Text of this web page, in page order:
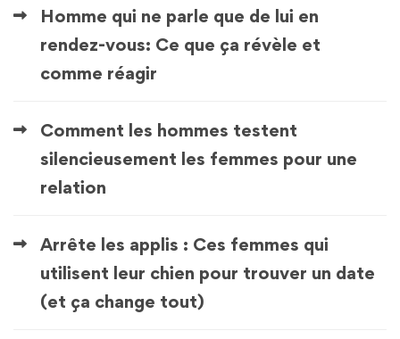
Homme qui ne parle que de lui en
rendez-vous: Ce que ça révèle et
comme réagir
Comment les hommes testent
silencieusement les femmes pour une
relation
Arrête les applis : Ces femmes qui
utilisent leur chien pour trouver un date
(et ça change tout)